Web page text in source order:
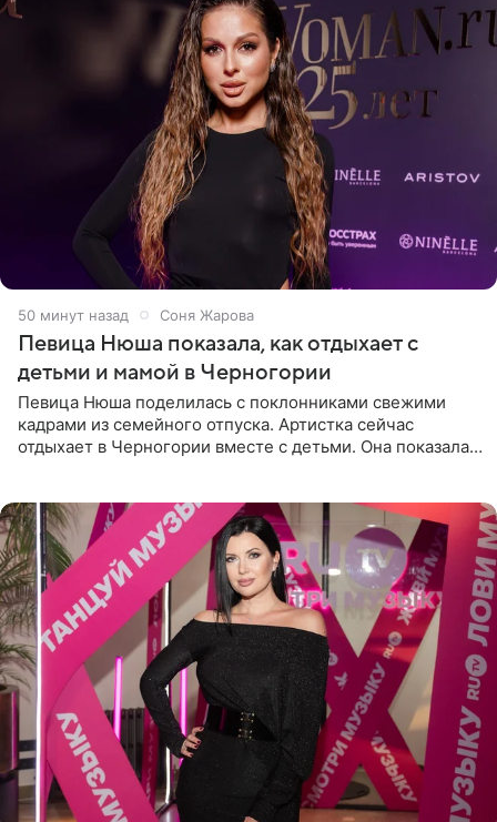
50 минут назад Соня Жарова
Певица Нюша показала, как отдыхает с
детьми и мамой в Черногории
Певица Нюша поделилась с поклонниками свежими
кадрами из семейного отпуска. Артистка сейчас
отдыхает в Черногории вместе с детьми. Она показала,